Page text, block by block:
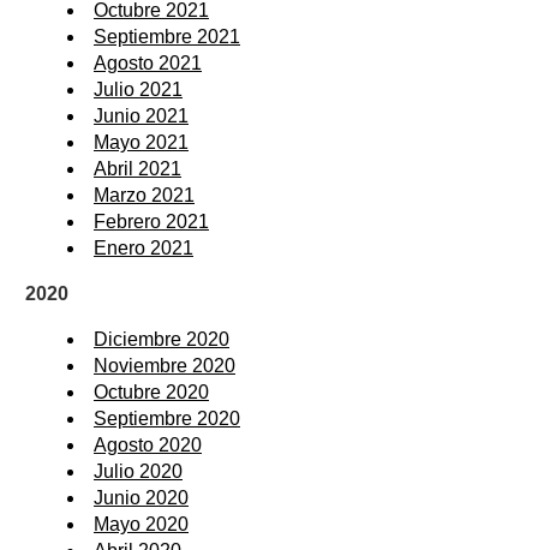
Octubre 2021
Septiembre 2021
Agosto 2021
Julio 2021
Junio 2021
Mayo 2021
Abril 2021
Marzo 2021
Febrero 2021
Enero 2021
2020
Diciembre 2020
Noviembre 2020
Octubre 2020
Septiembre 2020
Agosto 2020
Julio 2020
Junio 2020
Mayo 2020